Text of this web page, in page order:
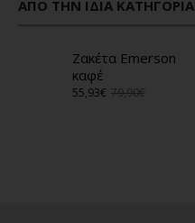
ΑΠΌ ΤΗΝ ΊΔΙΑ ΚΑΤΗΓΟΡΊΑ
Ζακέτα Emerson
καφέ
55,93€ 79,90€